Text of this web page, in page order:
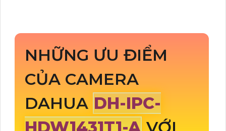
NHỮNG ƯU ĐIỂM
CỦA CAMERA
DAHUA DH-IPC-